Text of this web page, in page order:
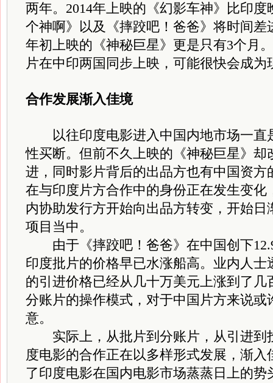
两年。2014年上映的《幻影车神》比印
个神啊》以及《摔跤吧！爸爸》将时间差
年初上映的《神秘巨星》更是只有3个月
片在中印两国同步上映，可能很快会成为
合作发展渐入佳境
以往印度电影进入中国内地市场一直
性买断。但前不久上映的《神秘巨星》却
进，同时影片背后的出品方也有中国资方
在与印度片方合作中的身份正在发生变化
内协助发行方开始向出品方转变，开始日
项目当中。
由于《摔跤吧！爸爸》在中国创下
印度批片的价格早已水涨船高。业内人士
的引进价格已经从几十万美元上涨到了几
分账片的操作模式，对于中国片方来说或
意。
实际上，从批片到分账片，从引进到
度电影的合作正在以多样形式发展，渐
了印度电影在国内电影市场蒸蒸日上的势